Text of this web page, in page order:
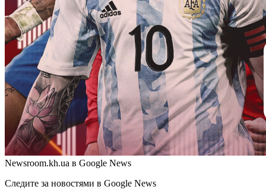
Newsroom.kh.ua в Google News
Следите за новостями в Google News